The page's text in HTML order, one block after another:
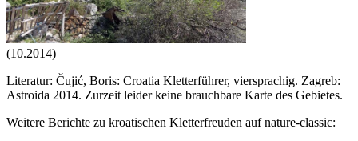
(10.2014)
Literatur: Čujić, Boris: Croatia Kletterführer, viersprachig. Zagreb:
Astroida 2014. Zurzeit leider keine brauchbare Karte des Gebietes.
Weitere Berichte zu kroatischen Kletterfreuden auf nature-classic: